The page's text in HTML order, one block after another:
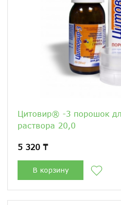
Цитовир® -3 порошок
раствора 20,0
5 320 ₸
В корзину